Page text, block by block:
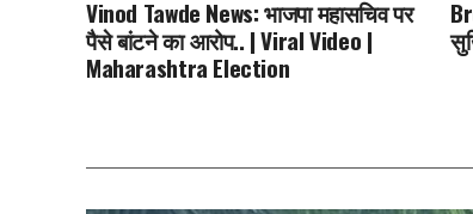
Vinod Tawde News: भाजपा महासचिव पर
पैसे बांटने का आरोप.. | Viral Video |
Maharashtra Election